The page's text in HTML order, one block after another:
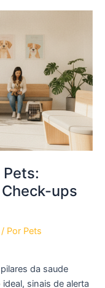
ups
/ Por Pets
da saude
sinais de alerta